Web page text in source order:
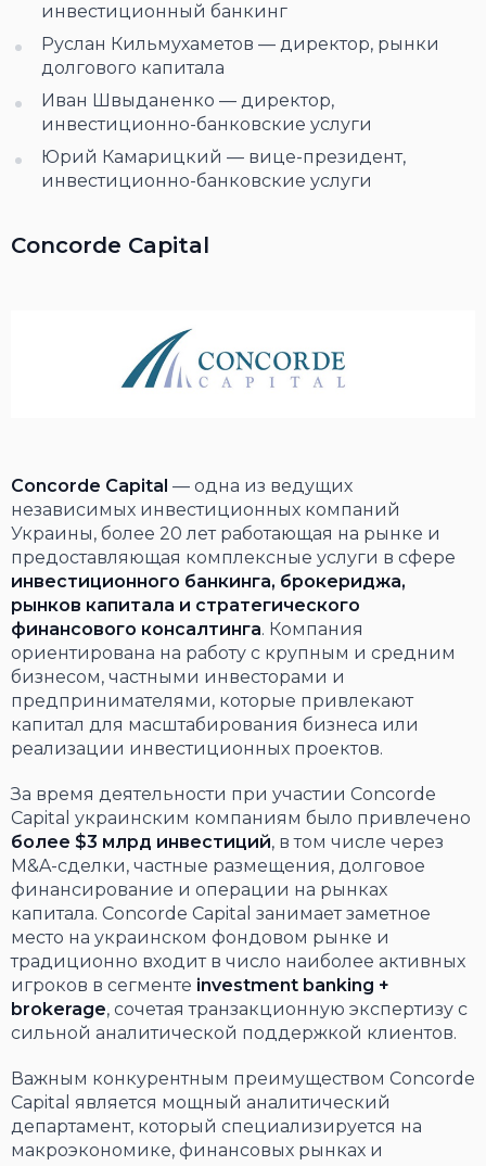
инвестиционный банкинг
Руслан Кильмухаметов — директор, рынки
долгового капитала
Иван Швыданенко — директор,
инвестиционно-банковские услуги
Юрий Камарицкий — вице-президент,
инвестиционно-банковские услуги
Concorde Capital
Concorde Capital — одна из ведущих
независимых инвестиционных компаний
Украины, более 20 лет работающая на рынке и
предоставляющая комплексные услуги в сфере
инвестиционного банкинга, брокериджа,
рынков капитала и стратегического
финансового консалтинга. Компания
ориентирована на работу с крупным и средним
бизнесом, частными инвесторами и
предпринимателями, которые привлекают
капитал для масштабирования бизнеса или
реализации инвестиционных проектов.
За время деятельности при участии Concorde
Capital украинским компаниям было привлечено
более $3 млрд инвестиций, в том числе через
M&A-сделки, частные размещения, долговое
финансирование и операции на рынках
капитала. Concorde Capital занимает заметное
место на украинском фондовом рынке и
традиционно входит в число наиболее активных
игроков в сегменте investment banking +
brokerage, сочетая транзакционную экспертизу с
сильной аналитической поддержкой клиентов.
Важным конкурентным преимуществом Concorde
Capital является мощный аналитический
департамент, который специализируется на
макроэкономике, финансовых рынках и